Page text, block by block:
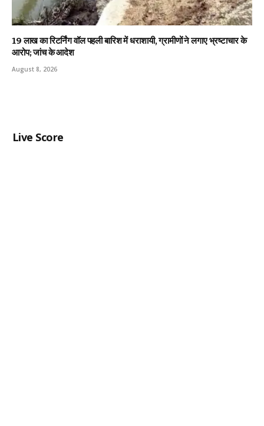
19 लाख का रिटर्निंग वॉल पहली बारिश में धराशायी, ग्रामीणों ने लगाए भ्रष्टाचार के
आरोप; जांच के आदेश
August 8, 2026
Live Score